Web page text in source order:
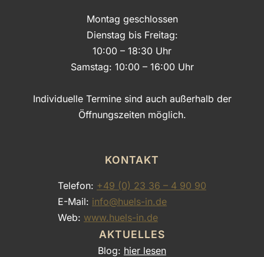
Montag geschlossen
Dienstag bis Freitag:
10:00 – 18:30 Uhr
Samstag: 10:00 – 16:00 Uhr
Individuelle Termine sind auch außerhalb der
Öffnungszeiten möglich.
KONTAKT
Telefon: +49 (0) 23 36 – 4 90 90
E-Mail: info@huels-in.de
Web: www.huels-in.de
AKTUELLES
Blog: hier lesen